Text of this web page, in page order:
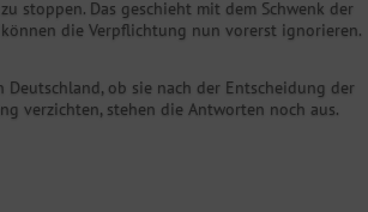
stoppen. Das geschieht mit dem Schwenk der
die Verpflichtung nun vorerst ignorieren.
ob sie nach der Entscheidung der
verzichten, stehen die Antworten noch aus.